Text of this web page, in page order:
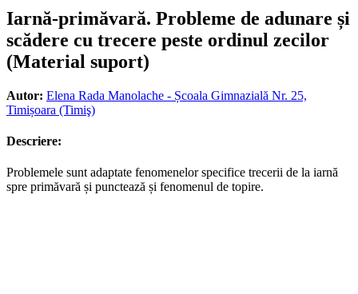
Iarnă-primăvară. Probleme de adunare și
scădere cu trecere peste ordinul zecilor
(Material suport)
Autor: Elena Rada Manolache - Școala Gimnazială Nr. 25,
Timișoara (Timiş)
Descriere:
Problemele sunt adaptate fenomenelor specifice trecerii de la iarnă
spre primăvară și punctează și fenomenul de topire.